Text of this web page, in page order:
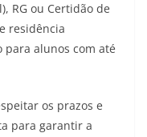
RG ou Certidão de
residência
para alunos com até
os prazos e
para garantir a